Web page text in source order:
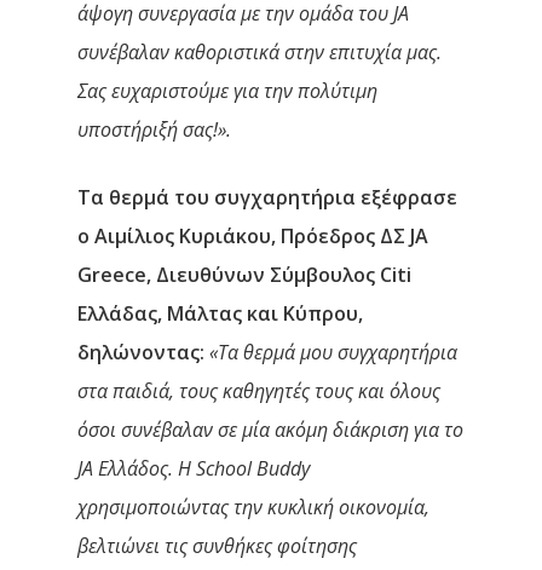
άψογη συνεργασία με την ομάδα του JA
συνέβαλαν καθοριστικά στην επιτυχία μας.
Σας ευχαριστούμε για την πολύτιμη
υποστήριξή σας!».
Τα θερμά του συγχαρητήρια εξέφρασε
ο Αιμίλιος Κυριάκου, Πρόεδρος ΔΣ JA
Greece, Διευθύνων Σύμβουλος Citi
Ελλάδας, Μάλτας και Κύπρου,
δηλώνοντας: «Τα θερμά μου συγχαρητήρια
στα παιδιά, τους καθηγητές τους και όλους
όσοι συνέβαλαν σε μία ακόμη διάκριση για το
JA Ελλάδος. Η School Buddy
χρησιμοποιώντας την κυκλική οικονομία,
βελτιώνει τις συνθήκες φοίτησης
Αρχική
Νέα
Επικοινωνία